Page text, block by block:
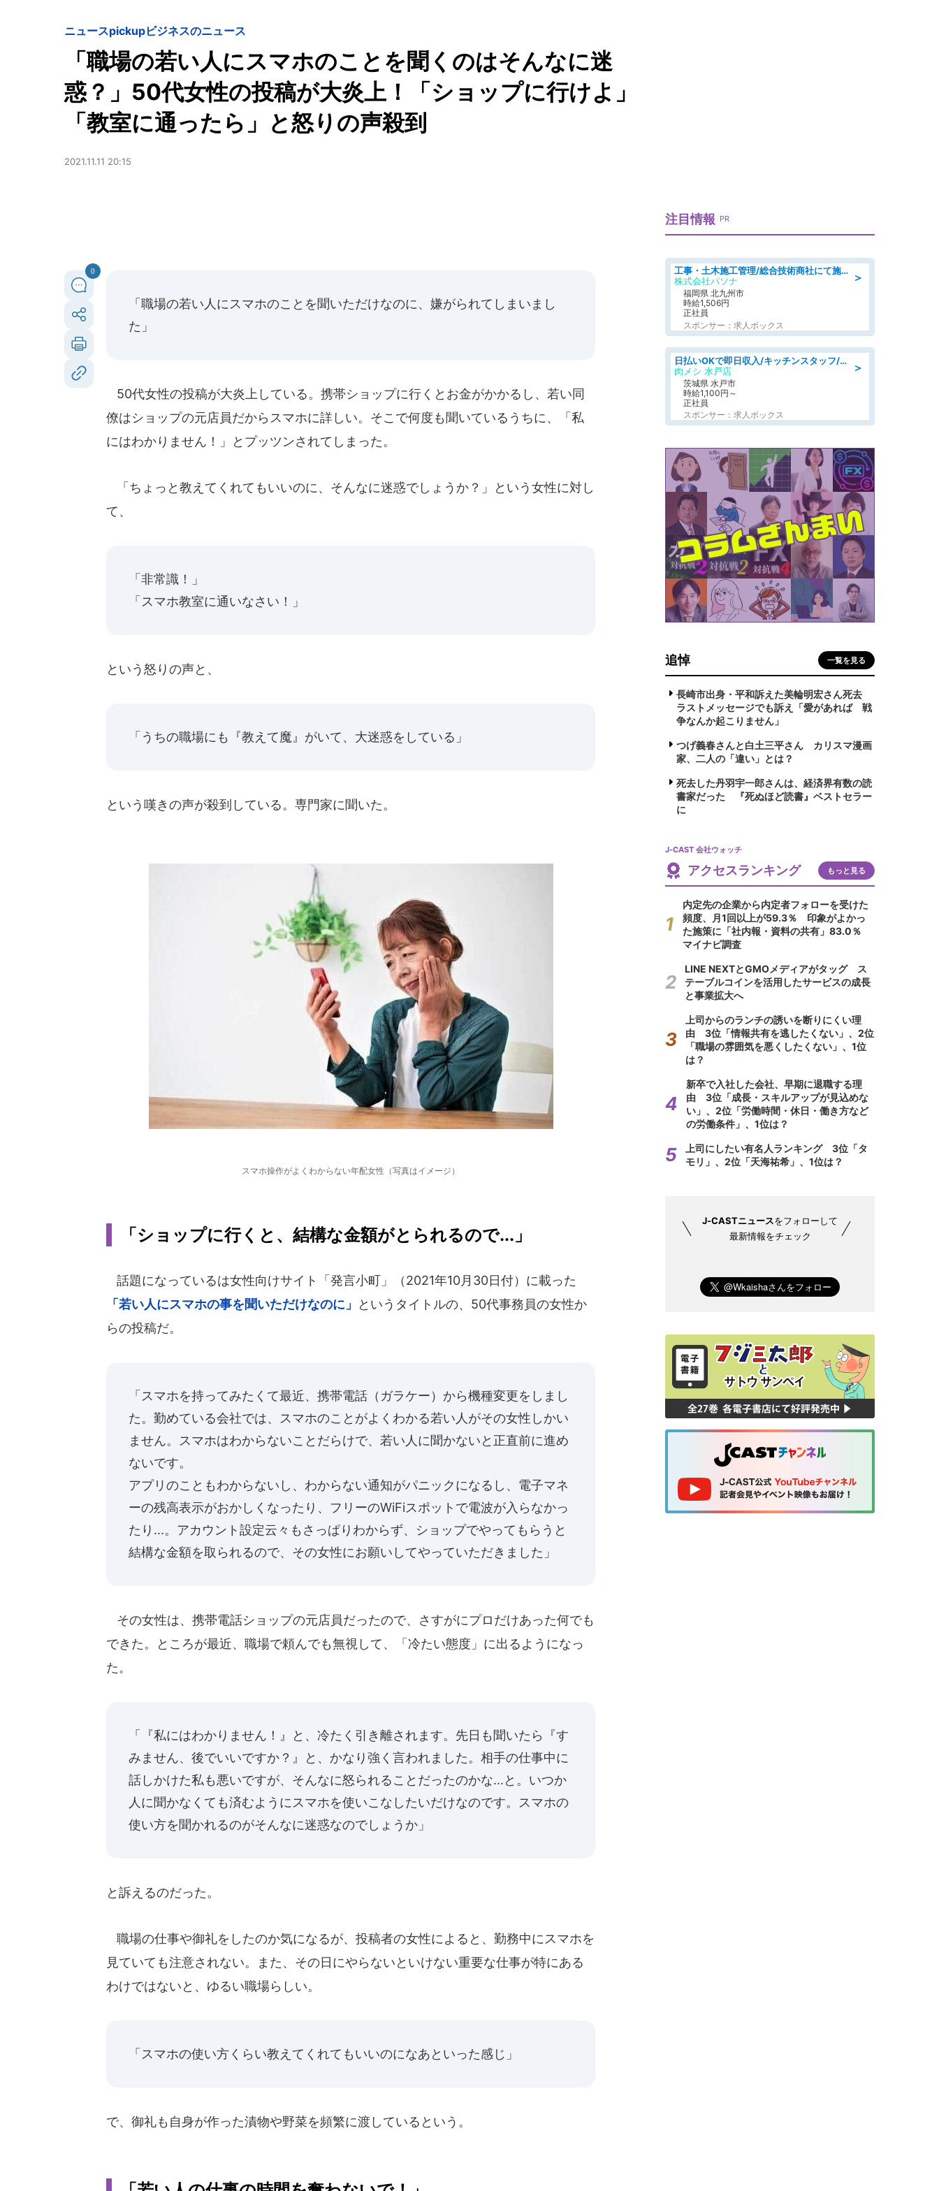
ニュースpickupビジネスのニュース
「職場の若い人にスマホのことを聞くのはそんなに迷
惑？」50代女性の投稿が大炎上！「ショップに行けよ」
「教室に通ったら」と怒りの声殺到
2021.11.11 20:15
0
「職場の若い人にスマホのことを聞いただけなのに、嫌がられてしまいまし
た」
50代女性の投稿が大炎上している。携帯ショップに行くとお金がかかるし、若い同
僚はショップの元店員だからスマホに詳しい。そこで何度も聞いているうちに、「私
にはわかりません！」とプッツンされてしまった。
「ちょっと教えてくれてもいいのに、そんなに迷惑でしょうか？」という女性に対し
て、
「非常識！」
「スマホ教室に通いなさい！」
という怒りの声と、
「うちの職場にも『教えて魔』がいて、大迷惑をしている」
という嘆きの声が殺到している。専門家に聞いた。
スマホ操作がよくわからない年配女性（写真はイメージ）
「ショップに行くと、結構な金額がとられるので...」
話題になっているは女性向けサイト「発言小町」（2021年10月30日付）に載った
「若い人にスマホの事を聞いただけなのに」
というタイトルの、50代事務員の女性か
らの投稿だ。
「スマホを持ってみたくて最近、携帯電話（ガラケー）から機種変更をしまし
た。勤めている会社では、スマホのことがよくわかる若い人がその女性しかい
ません。スマホはわからないことだらけで、若い人に聞かないと正直前に進め
ないです。
アプリのこともわからないし、わからない通知がパニックになるし、電子マネ
ーの残高表示がおかしくなったり、フリーのWiFiスポットで電波が入らなかっ
たり...。アカウント設定云々もさっぱりわからず、ショップでやってもらうと
結構な金額を取られるので、その女性にお願いしてやっていただきました」
その女性は、携帯電話ショップの元店員だったので、さすがにプロだけあった何でも
できた。ところが最近、職場で頼んでも無視して、「冷たい態度」に出るようになっ
た。
「『私にはわかりません！』と、冷たく引き離されます。先日も聞いたら『す
みません、後でいいですか？』と、かなり強く言われました。相手の仕事中に
話しかけた私も悪いですが、そんなに怒られることだったのかな...と。いつか
人に聞かなくても済むようにスマホを使いこなしたいだけなのです。スマホの
使い方を聞かれるのがそんなに迷惑なのでしょうか」
と訴えるのだった。
職場の仕事や御礼をしたのか気になるが、投稿者の女性によると、勤務中にスマホを
見ていても注意されない。また、その日にやらないといけない重要な仕事が特にある
わけではないと、ゆるい職場らしい。
「スマホの使い方くらい教えてくれてもいいのになあといった感じ」
で、御礼も自身が作った漬物や野菜を頻繁に渡しているという。
注目情報 PR
＞
工事・土木施工管理/総合技術商社にて施工管理のお仕事/即日勤務可/車通勤可/工事・土木施工管理/生産・品質管理
株式会社パソナ
福岡県 北九州市
時給1,506円
正社員
スポンサー：求人ボックス
＞
日払いOKで即日収入/キッチンスタッフ/「原付免許必須」デリバリー業務など、自己成長可能な幅広い仕事に挑戦!髪型自由&ピアス・ネイルOK/茨城県/水戸市
肉メシ 水戸店
茨城県 水戸市
時給1,100円～
正社員
スポンサー：求人ボックス
追悼 一覧を見る
長崎市出身・平和訴えた美輪明宏さん死去
ラストメッセージでも訴え「愛があれば 戦
争なんか起こりません」
つげ義春さんと白土三平さん カリスマ漫画
家、二人の「違い」とは？
死去した丹羽宇一郎さんは、経済界有数の読
書家だった 『死ぬほど読書』ベストセラー
に
J-CAST 会社ウォッチ
アクセスランキング もっと見る
内定先の企業から内定者フォローを受けた
頻度、月1回以上が59.3％ 印象がよかっ
た施策に「社内報・資料の共有」83.0％
マイナビ調査
LINE NEXTとGMOメディアがタッグ ス
テーブルコインを活用したサービスの成長
と事業拡大へ
上司からのランチの誘いを断りにくい理
由 3位「情報共有を逃したくない」、2位
「職場の雰囲気を悪くしたくない」、1位
は？
新卒で入社した会社、早期に退職する理
由 3位「成長・スキルアップが見込めな
い」、2位「労働時間・休日・働き方など
の労働条件」、1位は？
上司にしたい有名人ランキング 3位「タ
モリ」、2位「天海祐希」、1位は？
J-CASTニュースをフォローして
最新情報をチェック